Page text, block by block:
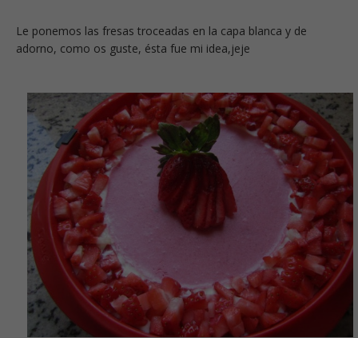
Le ponemos las fresas troceadas en la capa blanca y de
adorno, como os guste, ésta fue mi idea,jeje